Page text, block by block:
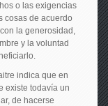
o las exigencias
cosas de acuerdo
la generosidad,
y la voluntad
indica que en
existe todavía un
de hacerse